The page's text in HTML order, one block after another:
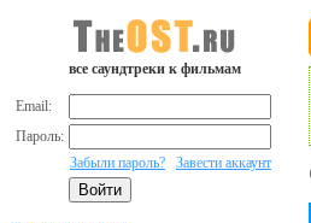
все саундтреки к фильмам
Email:
Пароль:
Забыли пароль?
Завести аккаунт